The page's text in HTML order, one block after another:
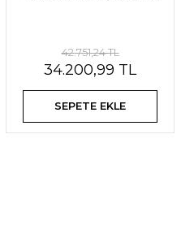
42.751,24 TL
34.200,99 TL
SEPETE EKLE